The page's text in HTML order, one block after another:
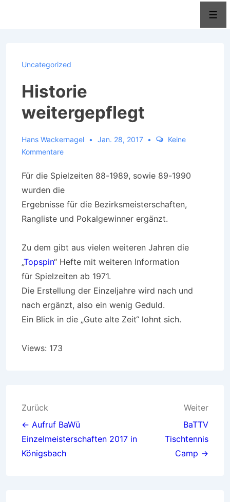
Uncategorized
Historie
weitergepflegt
Hans Wackernagel Jan. 28, 2017
Keine
Kommentare
Für die Spielzeiten 88-1989, sowie 89-1990
wurden die
Ergebnisse für die Bezirksmeisterschaften,
Rangliste und Pokalgewinner ergänzt.
Zu dem gibt aus vielen weiteren Jahren die
„Topspin“ Hefte mit weiteren Information
für Spielzeiten ab 1971.
Die Erstellung der Einzeljahre wird nach und
nach ergänzt, also ein wenig Geduld.
Ein Blick in die „Gute alte Zeit“ lohnt sich.
Views: 173
Beitragsnavigation
Zurück
← Aufruf BaWü
Einzelmeisterschaften 2017 in
Königsbach
Weiter
BaTTV
Tischtennis
Camp →